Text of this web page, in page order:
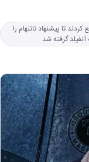
تا پیشنهاد تاتنهام را